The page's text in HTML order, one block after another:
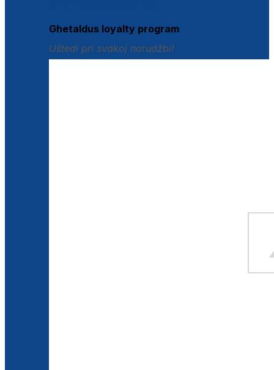
Ghetaldus loyalty program
Uštedi pri svakoj narudžbi!